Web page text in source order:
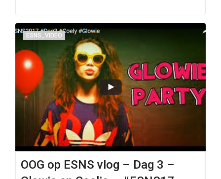
ESNS_VIDEO
OOG op ESNS vlog – Dag 3 –